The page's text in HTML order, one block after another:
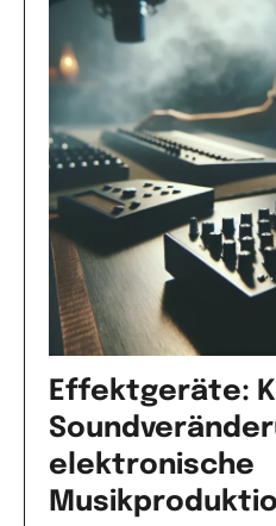
Effektgeräte:
elektronische